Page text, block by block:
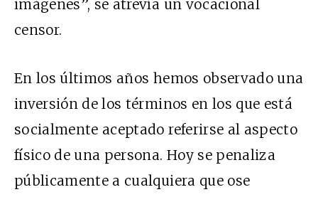
imágenes”, se atrevía un vocacional
censor.
En los últimos años hemos observado una
inversión de los términos en los que está
socialmente aceptado referirse al aspecto
físico de una persona. Hoy se penaliza
públicamente a cualquiera que ose